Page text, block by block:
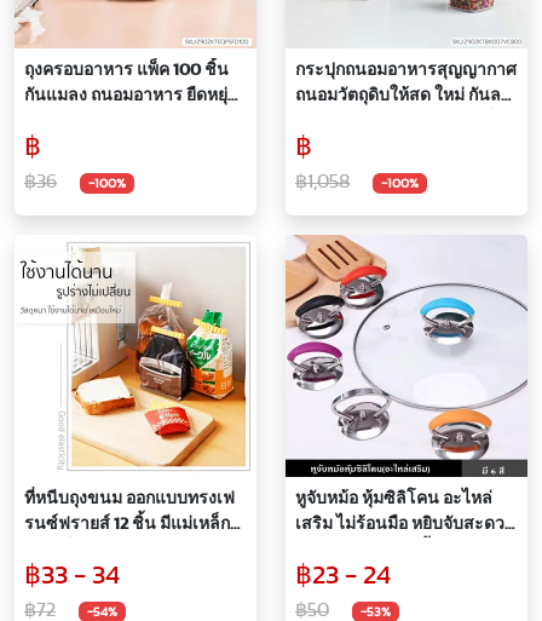
ถุงครอบอาหาร แพ็ค 100 ชิ้น
กันแมลง ถนอมอาหาร ยืดหยุ่น
ง่าย
฿
฿36 -100%
กระปุกถนอมอาหารสุญญากาศ
ถนอมวัตถุดิบให้สด ใหม่ กันลม
ชิ้น AIR-TIGHT FOOD
STORAGE CONTAINER
฿
฿1,058 -100%
ที่หนีบถุงขนม ออกแบบทรงเฟ
รนซ์ฟรายส์ 12 ชิ้น มีแม่เหล็ก
สะดวก เพิ่มสีสันให้กบับห้อง
ครัว
฿33 - 34
฿72 -54%
หูจับหม้อ หุ้มซิลิโคน อะไหล่
เสริม ไม่ร้อนมือ หยิบจับสะดวก
฿23 - 24
฿50 -53%